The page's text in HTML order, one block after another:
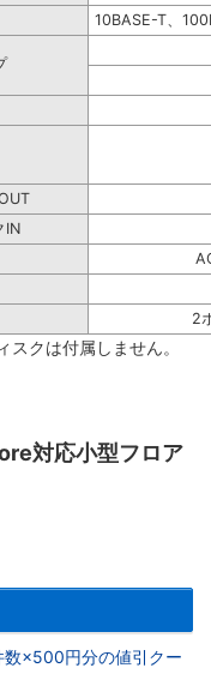
10BASE-T、
IN
2
クは付属しません。
対応小型フロア
数×500円分の値引クー